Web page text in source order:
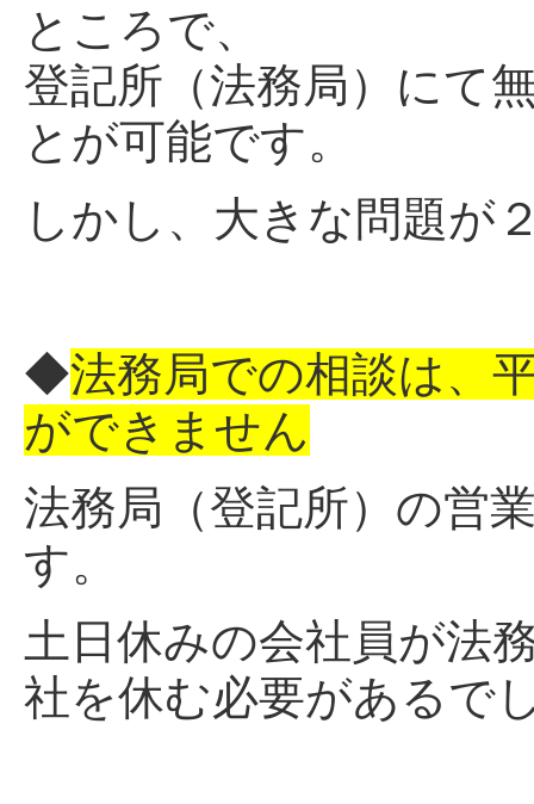
ところで、
登記所（法務局）にて
とが可能です。
しかし、大きな問題が
◆法務局での相談は、
ができません
法務局（登記所）の営
す。
土日休みの会社員が法
社を休む必要があるで